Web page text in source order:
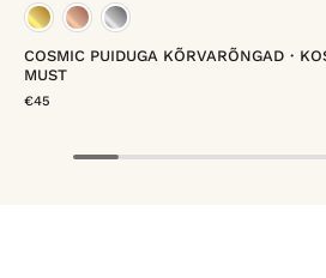
COSMIC PUIDUGA KÕRVARÕNGAD・
MUST
€45
kuld vermeil
roosa kuld vermeil